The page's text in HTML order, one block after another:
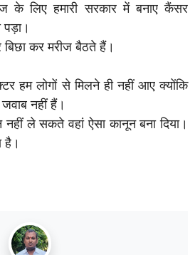
के लिए हमारी सरकार में बनाए कैंसर
बिछा कर मरीज बैठते हैं।
हम लोगों से मिलने ही नहीं आए क्योंकि
नहीं हैं।
ले सकते वहां ऐसा कानून बना दिया।
है।